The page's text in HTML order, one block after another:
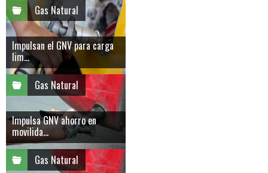
Gas Natural
Impulsan el GNV para carga
lim...
Gas Natural
Impulsa GNV ahorro en
movilida...
Gas Natural